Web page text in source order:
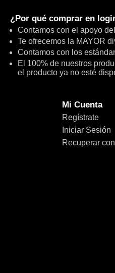
¿Por qué comprar en
Contamos con el apoyo del
Te ofrecemos la MAYOR
Contamos con los
El 100% de nuestros
el producto ya no esté
Mi Cuenta
Regístrate
Iniciar Sesión
Recuperar